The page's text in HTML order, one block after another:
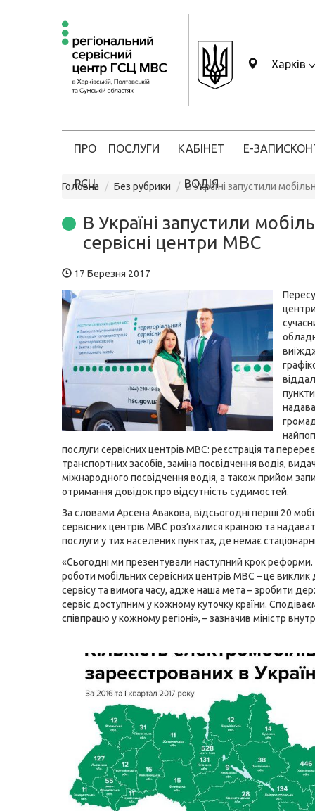
Харків
ПРО
РСЦ
ПОСЛУГИ КАБІНЕТ
ВОДІЯ
Е-ЗАПИС
Головна Без рубрики В Україні запустили
В Україні запустили
сервісні центри МВС
17 Березня 2017
послуги сервісних центрів МВС: реєстрація та
транспортних засобів, заміна посвідчення водія,
міжнародного посвідчення водія, а також прийом
отримання довідок про відсутність судимостей.
За словами Арсена Авакова, відсьогодні перші 20
сервісних центрів МВС роз’їхалися країною та
послуги у тих населених пунктах, де немає
«Сьогодні ми презентували наступний крок реформи.
роботи мобільних сервісних центрів МВС – це
сервісу та вимога часу, адже наша мета – зробити
сервіс доступним у кожному куточку країни.
співпрацю у кожному регіоні», – зазначив міністр